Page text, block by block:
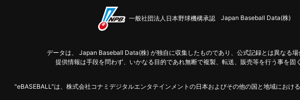
一般社団法人日本野球機構承認 Japan Baseball Data(株)
データは、 Japan Baseball Data(株) が独自に収集したものであり、 公式記録とは異なる場
提供情報は手段を問わず、いかなる目的であれ無断で複製、転送、販売等を行う事を固
"eBASEBALL"は、株式会社コナミデジタルエンタテインメントの日本およびその他の国と地域におけ